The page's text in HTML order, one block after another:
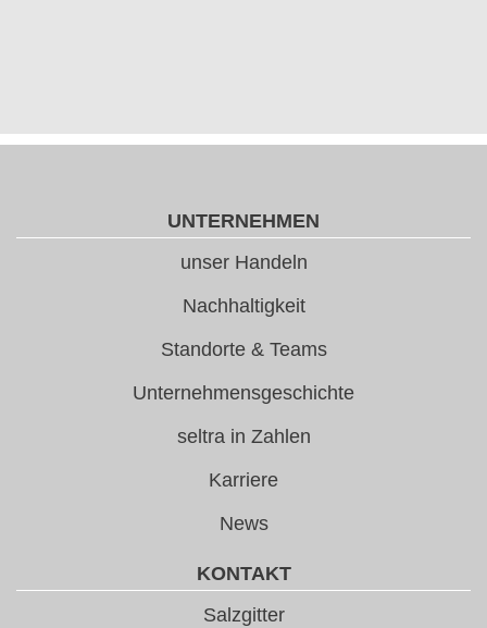
UNTERNEHMEN
unser Handeln
Nachhaltigkeit
Standorte & Teams
Unternehmensgeschichte
seltra in Zahlen
Karriere
News
KONTAKT
Salzgitter